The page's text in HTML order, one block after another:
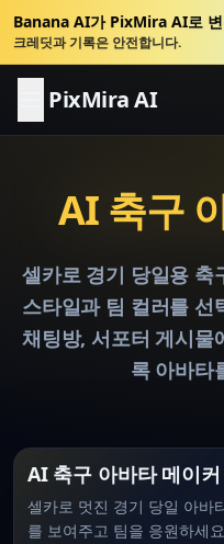
Banana AI가 PixMira AI로
크레딧과 기록은 안전합니다.
PixMira AI
AI 축구
셀카로 경기 당일용 축
스타일과 팀 컬러를 선
채팅방, 서포터 게시물
록 아바타
AI 축구 아바타 메이커
셀카로 멋진 경기 당일 아바
를 보여주고 팀을 응원하세